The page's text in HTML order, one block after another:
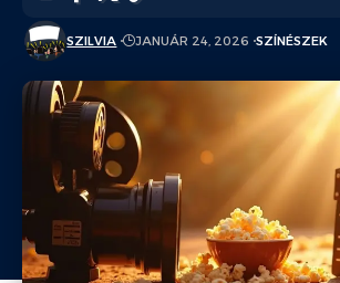
SZILVIA JANUÁR 24, 2026 SZÍNÉSZEK